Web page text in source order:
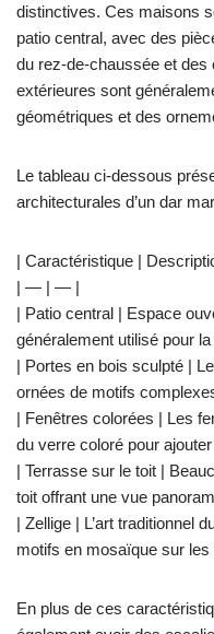
distinctives. Ces maisons
patio central, avec des
du rez-de-chaussée et
extérieures sont
géométriques et des
Le tableau ci-dessous
architecturales d’un dar
| Caractéristique |
| — | — |
| Patio central | Espace
généralement utilisé pour
| Portes en bois sculpté |
ornées de motifs
| Fenêtres colorées | Les
du verre coloré pour
| Terrasse sur le toit |
toit offrant une vue
| Zellige | L’art traditionnel
motifs en mosaïque sur
En plus de ces